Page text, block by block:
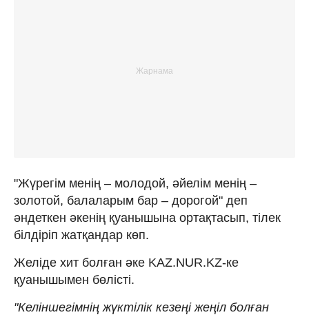
"Жүрегім менің – молодой, әйелім менің –
золотой, балаларым бар – дорогой" деп
әндеткен әкенің қуанышына ортақтасып, тілек
білдіріп жатқандар көп.
Желіде хит болған әке KAZ.NUR.KZ-ке
қуанышымен бөлісті.
"Келіншегімнің жүктілік кезеңі жеңіл болған